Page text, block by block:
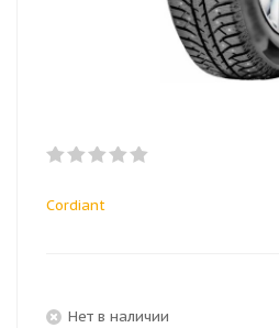
Cordiant
Нет в наличии